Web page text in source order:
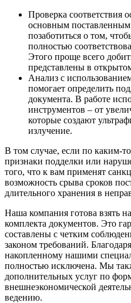
Проверка соответствия
основным
позаботиться о том,
полностью
Этого проще всего
представлены в
Анализ с
помогает определить
документа. В работе
инструментов – от
которые создают
излучение.
В том случае, если по каким-
признаки подделки или
того, что к вам применят
возможность срыва сроков
длительного хранения в
Наша компания готова взять
комплекта документов. Это
составлены с четким
законом требований.
накопленному нашими
полностью исключена. Мы
дополнительных услуг по
внешнеэкономической
ведению.